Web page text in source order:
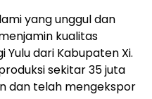
yang unggul dan
kualitas
dari Kabupaten Xi.
sekitar 35 juta
dan telah mengekspor